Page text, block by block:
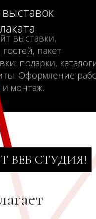
выставки,
пакет
подарки,
Оформление
и монтаж.
ВЕБ СТУДИЯ!